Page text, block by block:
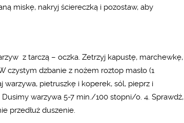
miskę, nakryj ściereczką i pozostaw, aby
z tarczą – oczka. Zetrzyj kapustę, marchewkę,
czystym dzbanie z nożem roztop masło (1
warzywa, pietruszkę i koperek, sól, pieprz i
warzywa 5-7 min./100 stopni/o. 4. Sprawdź,
przedłuż duszenie.